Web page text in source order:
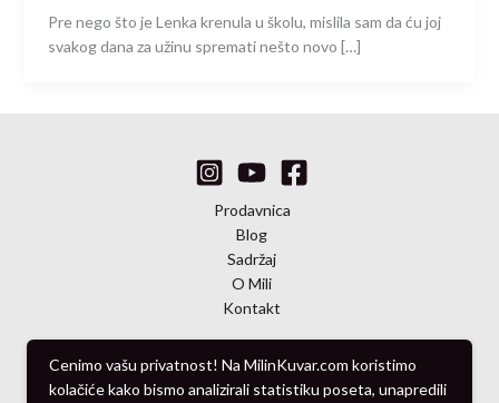
Cenimo vašu privatnost! Na MilinKuvar.com koristimo
kolačiće kako bismo analizirali statistiku poseta, unapredili
Pre nego što je Lenka krenula u školu, mislila sam da ću joj
svakog dana za užinu spremati nešto novo […]
Prodavnica
Blog
Sadržaj
O Mili
Kontakt